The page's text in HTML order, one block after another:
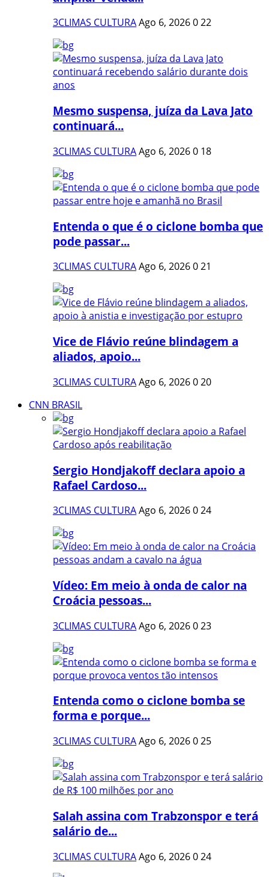
3CLIMAS CULTURAAgo 6, 2026022
Mesmo suspensa, juíza da Lava Jato
continuará...
3CLIMAS CULTURAAgo 6, 20260 18
Entenda o que é o ciclone bomba que
pode passar...
3CLIMAS CULTURAAgo 6, 2026021
Vice de Flávio reúne blindagem a
aliados, apoio...
3CLIMAS CULTURAAgo 6, 2026020
CNN BRASIL
Sergio Hondjakoff declara apoio a
Rafael Cardoso...
3CLIMAS CULTURAAgo 6, 2026024
Vídeo: Em meio à onda de calor na
Croácia pessoas...
3CLIMAS CULTURAAgo 6, 2026023
Entenda como o ciclone bomba se
forma e porque...
3CLIMAS CULTURAAgo 6, 2026025
Salah assina com Trabzonspor e terá
salário de...
3CLIMAS CULTURAAgo 6, 2026024